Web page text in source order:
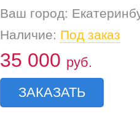
Ваш город:
Наличие: Под заказ
35 000 руб.
ЗАКАЗАТЬ